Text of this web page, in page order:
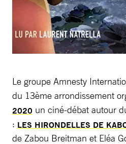
Le groupe Amnesty
du 13ème arrondissement
2020 un ciné-débat autour
: LES HIRONDELLES DE
de Zabou Breitman et Eléa